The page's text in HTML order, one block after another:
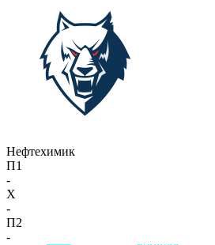
Нефтехимик
П1
-
X
-
П2
-